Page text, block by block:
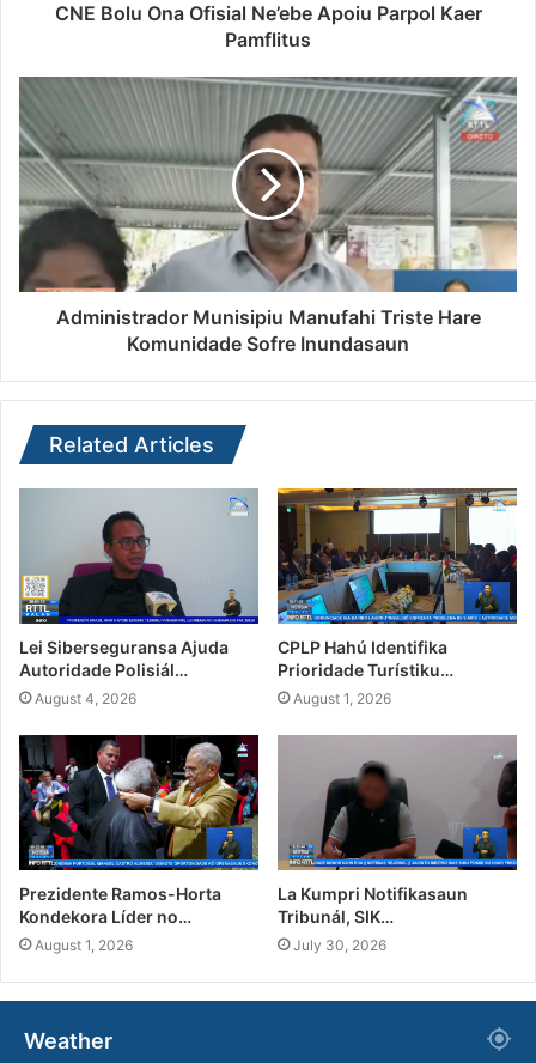
CNE Bolu Ona Ofisial Ne’ebe Apoiu Parpol Kaer
Pamflitus
Administrador Munisipiu Manufahi Triste Hare
Komunidade Sofre Inundasaun
Related Articles
Lei Siberseguransa Ajuda
Autoridade Polisiál…
August 4, 2026
CPLP Hahú Identifika
Prioridade Turístiku…
August 1, 2026
Prezidente Ramos-Horta
Kondekora Líder no…
August 1, 2026
La Kumpri Notifikasaun
Tribunál, SIK…
July 30, 2026
Weather